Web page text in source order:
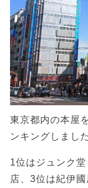
東京都内の本屋
ンキングしました
1位はジュンク
店、3位は紀伊